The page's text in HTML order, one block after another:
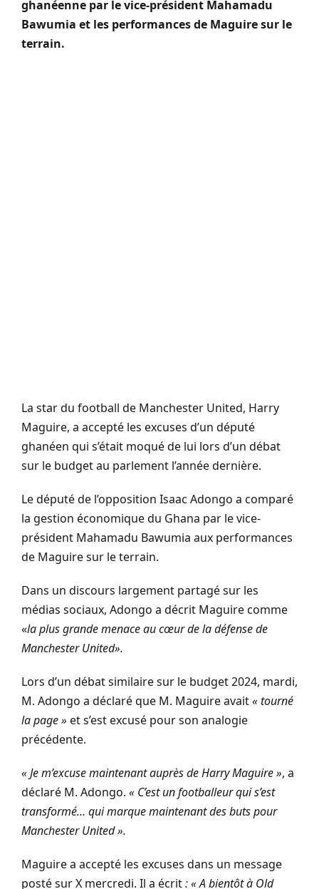
ghanéenne par le vice-président Mahamadu
Bawumia et les performances de Maguire sur le
terrain.
La star du football de Manchester United, Harry
Maguire, a accepté les excuses d’un député
ghanéen qui s’était moqué de lui lors d’un débat
sur le budget au parlement l’année dernière.
Le député de l’opposition Isaac Adongo a comparé
la gestion économique du Ghana par le vice-
président Mahamadu Bawumia aux performances
de Maguire sur le terrain.
Dans un discours largement partagé sur les
médias sociaux, Adongo a décrit Maguire comme
«la plus grande menace au cœur de la défense de
Manchester United».
Lors d’un débat similaire sur le budget 2024, mardi,
M. Adongo a déclaré que M. Maguire avait« tourné
lapage » et s’est excusé pour son analogie
précédente.
« Je m’excuse maintenant auprès de Harry Maguire », a
déclaré M. Adongo. « C’est un footballeur qui s’est
transformé… qui marque maintenant des buts pour
Manchester United ».
Maguire a accepté les excuses dans un message
posté sur X mercredi. Il a écrit: « A bientôt à Old